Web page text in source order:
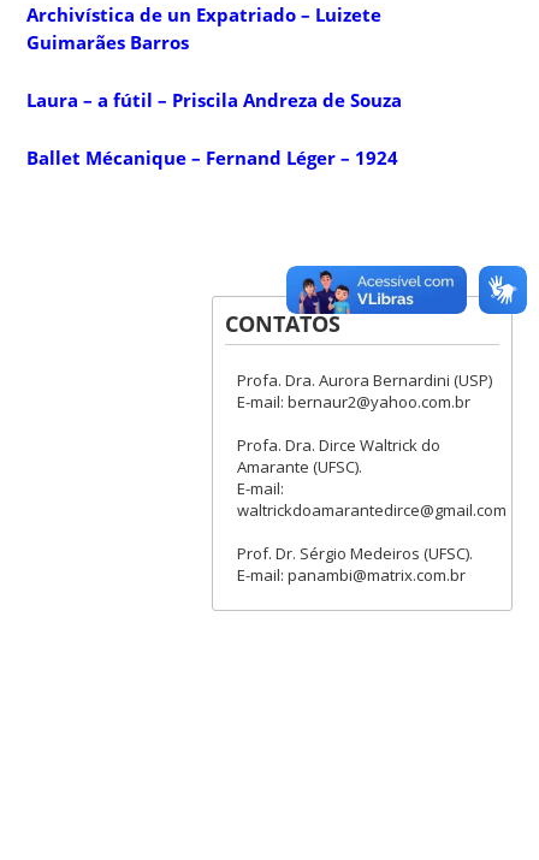
Archivística de un Expatriado – Luizete
Guimarães Barros
Laura – a fútil – Priscila Andreza de Souza
Ballet Mécanique – Fernand Léger – 1924
CONTATOS
Profa. Dra. Aurora Bernardini (USP)
E-mail: bernaur2@yahoo.com.br
Profa. Dra. Dirce Waltrick do
Amarante (UFSC).
E-mail:
waltrickdoamarantedirce@gmail.com
Prof. Dr. Sérgio Medeiros (UFSC).
E-mail: panambi@matrix.com.br